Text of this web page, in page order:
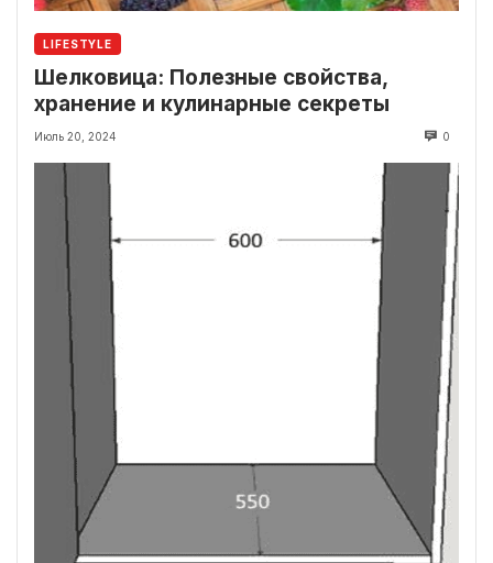
LIFESTYLE
Шелковица: Полезные свойства,
хранение и кулинарные секреты
Июль 20, 2024 0